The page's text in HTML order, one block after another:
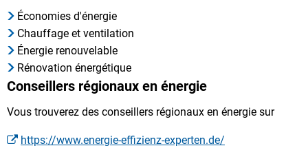
Économies d'énergie
Chauffage et ventilation
Énergie renouvelable
Rénovation énergétique
Conseillers régionaux en énergie
Vous trouverez des conseillers régionaux en énergie sur
https://www.energie-effizienz-experten.de/